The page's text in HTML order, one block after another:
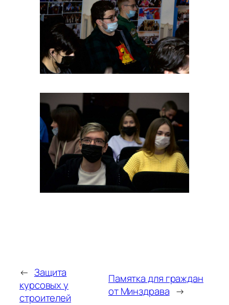
← Защита
курсовых у
строителей
Памятка для граждан
от Минздрава →